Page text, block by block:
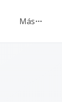
Más